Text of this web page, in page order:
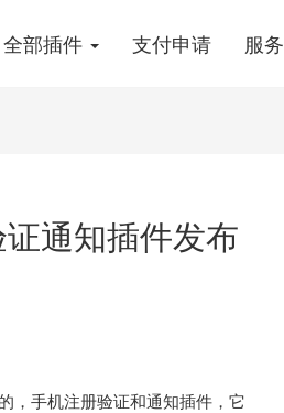
全部插件 支付申请 服务
通知插件发布
，手机注册验证和通知插件，它